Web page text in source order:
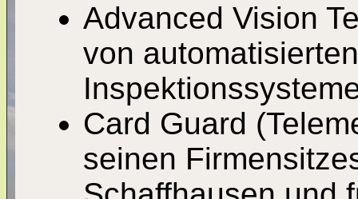
Advanced Vision
von
Card Guard
seinen